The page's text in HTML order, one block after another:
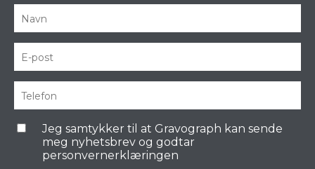
Jeg samtykker til at Gravograph kan sende
meg nyhetsbrev og godtar
personvernerklæringen